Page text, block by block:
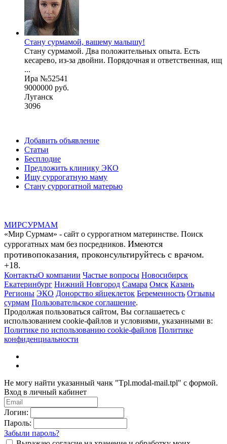
Стану сурмамой, вашему малышу!
Стану сурмамой. Два положительных опыта. Есть
кесарево, из-за двойни. Порядочная и ответственная, ищ
...
Ира №52541
9000000 руб.
Луганск
3096
Добавить объявление
Статьи
Бесплодие
Предложить клинику ЭКО
Ищу суррогатную маму
Стану суррогатной матерью
МИРСУРМАМ
«Мир Сурмам» - сайт о суррогатном материнстве. Поиск
суррогатных мам без посредников. Имеются
противопоказания, проконсультируйтесь с врачом.
+18.
КонтактыО компании Частые вопросы Новосибирск
Екатеринбург Нижний Новгород Самара Омск Казань
Регионы ЭКО Донорство яйцеклеток Беременность Отзывы
сурмам Пользовательское соглашение.
Продолжая пользоваться сайтом, Вы соглашаетесь с
использованием cookie-файлов и условиями, указанными в:
Политике по использованию cookie-файлов Политике
конфиденциальности
Не могу найти указанный чанк "Tpl.modal-mail.tpl" с формой.
Вход в личный кабинет
Логин:
Пароль:
Забыли пароль?